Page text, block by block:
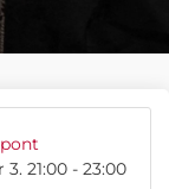
21:00 - 23:00